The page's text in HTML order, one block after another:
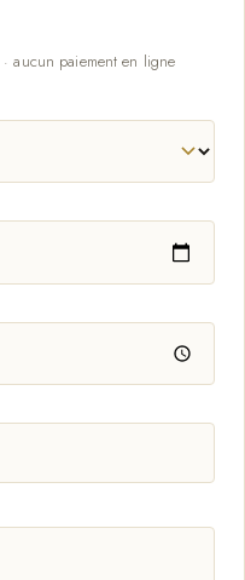
aucun paiement en ligne